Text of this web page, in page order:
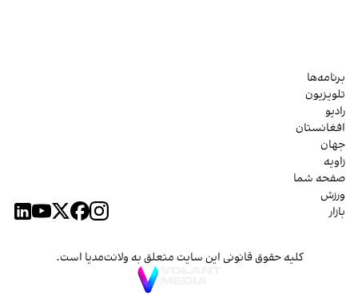
برنامه‌ها
تلویزیون
رادیو
افغانستان
جهان
زاویه
صفحه شما
ورزش
بازار
کلیه حقوق قانونی این سایت متعلق به ولانت‌مدیا است.